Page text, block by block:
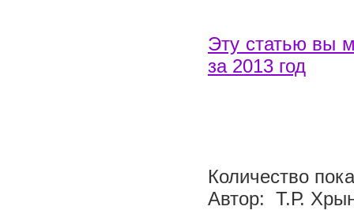
Эту статью вы
за 2013 год
Количество
Автор: Т.Р.